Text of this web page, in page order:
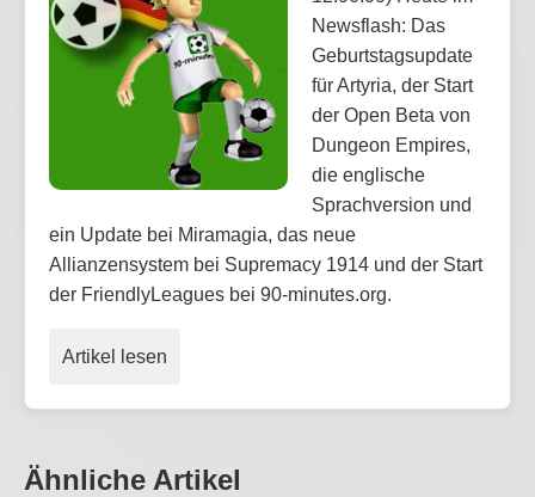
Newsflash: Das
Geburtstagsupdate
für Artyria, der Start
der Open Beta von
Dungeon Empires,
die englische
Sprachversion und
ein Update bei Miramagia, das neue
Allianzensystem bei Supremacy 1914 und der Start
der FriendlyLeagues bei 90-minutes.org.
Artikel lesen
Ähnliche Artikel